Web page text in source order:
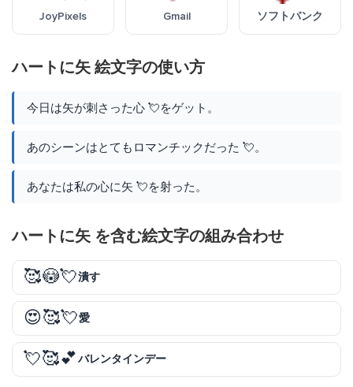
JoyPixels Gmail ソフトバンク
ハートに矢 絵文字の使い方
今日は矢が刺さった心 💘をゲット。
あのシーンはとてもロマンチックだった 💘。
あなたは私の心に矢 💘を射った。
ハートに矢 を含む絵文字の組み合わせ
🥰😳💘潰す
😍🥰💘愛
💘🥰💕バレンタインデー